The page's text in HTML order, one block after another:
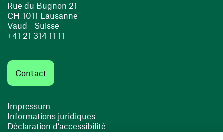
Rue du Bugnon 21
CH-1011 Lausanne
Vaud - Suisse
+41 21 314 11 11
Contact
Impressum
Informations juridiques
Déclaration d’accessibilité